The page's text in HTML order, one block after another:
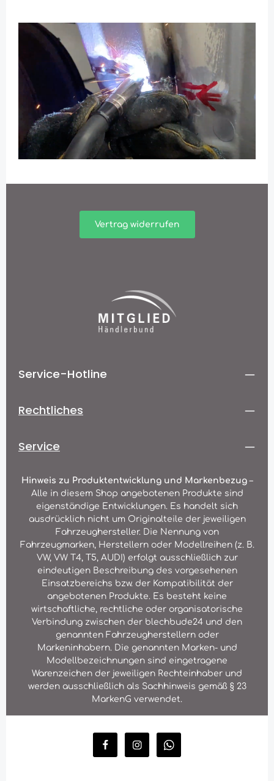
Vertrag widerrufen
Service-Hotline
Rechtliches
Service
Hinweis zu Produktentwicklung und Markenbezug –
Alle in diesem Shop angebotenen Produkte sind
eigenständige Entwicklungen. Es handelt sich
ausdrücklich nicht um Originalteile der jeweiligen
Fahrzeughersteller. Die Nennung von
Fahrzeugmarken, Herstellern oder Modellreihen (z. B.
VW, VW T4, T5, AUDI) erfolgt ausschließlich zur
eindeutigen Beschreibung des vorgesehenen
Einsatzbereichs bzw. der Kompatibilität der
angebotenen Produkte. Es besteht keine
wirtschaftliche, rechtliche oder organisatorische
Verbindung zwischen der blechbude24 und den
genannten Fahrzeugherstellern oder
Markeninhabern. Die genannten Marken- und
Modellbezeichnungen sind eingetragene
Warenzeichen der jeweiligen Rechteinhaber und
werden ausschließlich als Sachhinweis gemäß § 23
MarkenG verwendet.